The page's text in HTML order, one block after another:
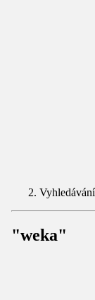
Vyhledávání
"weka"